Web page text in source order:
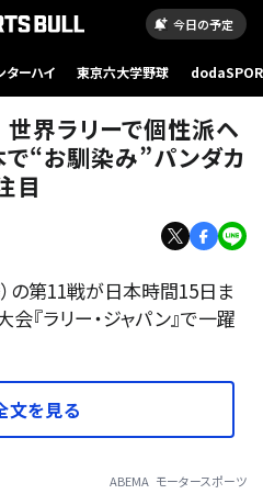
今日の予定
ターハイ 東京六大学野球
世界ラリーで個性派ヘ
で“お馴染み”パンダカ
目
の第11戦が日本時間15日ま
『ラリー・ジャパン』で一躍
文を見る
ABEMA モータースポーツ